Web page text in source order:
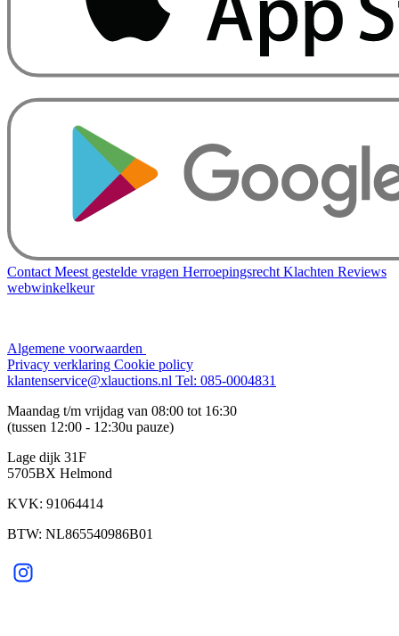
Contact Meest gestelde vragen Herroepingsrecht Klachten Reviews
webwinkelkeur
Algemene voorwaarden
Privacy verklaring Cookie policy
klantenservice@xlauctions.nl Tel: 085-0004831
Maandag t/m vrijdag van 08:00 tot 16:30
(tussen 12:00 - 12:30u pauze)
Lage dijk 31F
5705BX Helmond
KVK: 91064414
BTW: NL865540986B01